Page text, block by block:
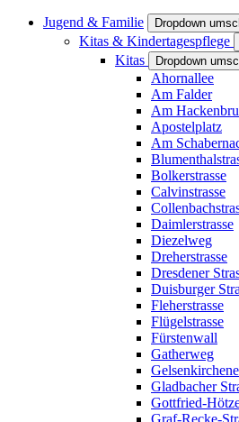
Jugend & Familie Dropdown
Kitas & Kindertagespflege
Kitas Dropdown
Ahornallee
Am Falder
Am
Apostelplatz
Am
Bolkerstrasse
Calvinstrasse
Daimlerstrasse
Diezelweg
Dreherstrasse
Dresdener
Duisburger
Fleherstrasse
Flügelstrasse
Fürstenwall
Gatherweg
Gladbacher
Gottfried-
Graf-Recke-